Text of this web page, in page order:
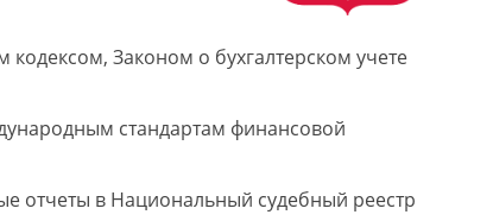
Законом о бухгалтерском учете
стандартам финансовой
отчеты в Национальный судебный реестр